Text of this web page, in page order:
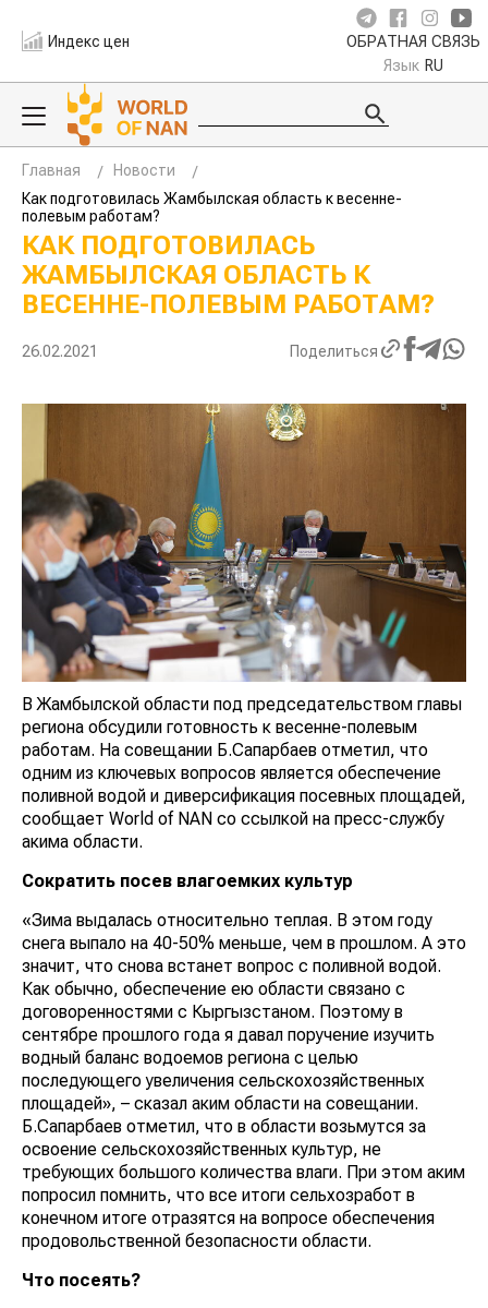
Индекс цен ОБРАТНАЯ СВЯЗЬ
Язык RU
Главная
Новости
Как подготовилась Жамбылская область к весенне-
полевым работам?
КАК ПОДГОТОВИЛАСЬ
ЖАМБЫЛСКАЯ ОБЛАСТЬ К
ВЕСЕННЕ-ПОЛЕВЫМ РАБОТАМ?
26.02.2021 Поделиться
В Жамбылской области под председательством главы
региона обсудили готовность к весенне-полевым
работам. На совещании Б.Сапарбаев отметил, что
одним из ключевых вопросов является обеспечение
поливной водой и диверсификация посевных площадей,
сообщает World of NAN со ссылкой на пресс-службу
акима области.
Сократить посев влагоемких культур
«Зима выдалась относительно теплая. В этом году
снега выпало на 40-50% меньше, чем в прошлом. А это
значит, что снова встанет вопрос с поливной водой.
Как обычно, обеспечение ею области связано с
договоренностями с Кыргызстаном. Поэтому в
сентябре прошлого года я давал поручение изучить
водный баланс водоемов региона с целью
последующего увеличения сельскохозяйственных
площадей», – сказал аким области на совещании.
Б.Сапарбаев отметил, что в области возьмутся за
освоение сельскохозяйственных культур, не
требующих большого количества влаги. При этом аким
попросил помнить, что все итоги сельхозработ в
конечном итоге отразятся на вопросе обеспечения
продовольственной безопасности области.
Что посеять?